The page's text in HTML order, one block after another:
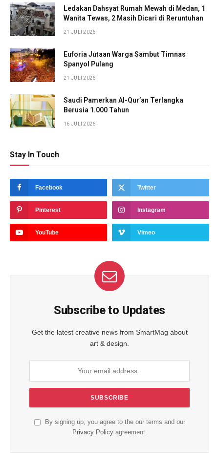
Ledakan Dahsyat Rumah Mewah di Medan, 1
Wanita Tewas, 2 Masih Dicari di Reruntuhan
21 JULI 2026
Euforia Jutaan Warga Sambut Timnas
Spanyol Pulang
21 JULI 2026
Saudi Pamerkan Al-Qur’an Terlangka
Berusia 1.000 Tahun
16 JULI 2026
Stay In Touch
Facebook Twitter
Pinterest Instagram
YouTube Vimeo
Subscribe to Updates
Get the latest creative news from SmartMag about
art & design.
By signing up, you agree to the our terms and our
Privacy Policyagreement.